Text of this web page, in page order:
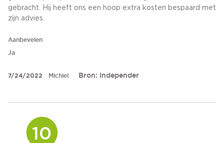
gebracht. Hij heeft ons een hoop extra kosten bespaard met
zijn advies.
Aanbevelen
Ja
7/24/2022 Michiel Bron: Independer
10